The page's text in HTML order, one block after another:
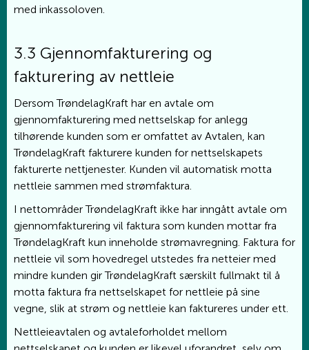
med inkassoloven.
3.3 Gjennomfakturering og
fakturering av nettleie
Dersom TrøndelagKraft har en avtale om
gjennomfakturering med nettselskap for anlegg
tilhørende kunden som er omfattet av Avtalen, kan
TrøndelagKraft fakturere kunden for nettselskapets
fakturerte nettjenester. Kunden vil automatisk motta
nettleie sammen med strømfaktura.
I nettområder TrøndelagKraft ikke har inngått avtale om
gjennomfakturering vil faktura som kunden mottar fra
TrøndelagKraft kun inneholde strømavregning. Faktura for
nettleie vil som hovedregel utstedes fra netteier med
mindre kunden gir TrøndelagKraft særskilt fullmakt til å
motta faktura fra nettselskapet for nettleie på sine
vegne, slik at strøm og nettleie kan faktureres under ett.
Nettleieavtalen og avtaleforholdet mellom